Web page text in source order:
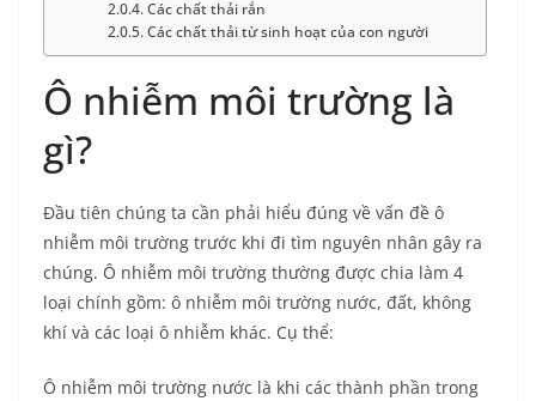
Các chất thải rắn
Các chất thải từ sinh hoạt của con người
Ô nhiễm môi trường là
gì?
Đầu tiên chúng ta cần phải hiểu đúng về vấn đề ô
nhiễm môi trường trước khi đi tìm nguyên nhân gây ra
chúng. Ô nhiễm môi trường thường được chia làm 4
loại chính gồm: ô nhiễm môi trường nước, đất, không
khí và các loại ô nhiễm khác. Cụ thể:
Ô nhiễm môi trường nước là khi các thành phần trong